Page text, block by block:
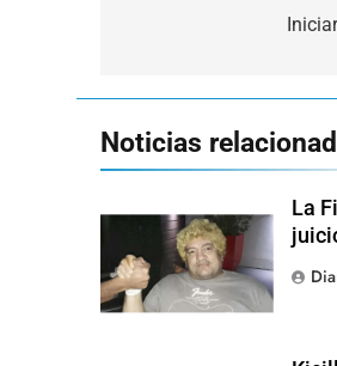
Noticias
La